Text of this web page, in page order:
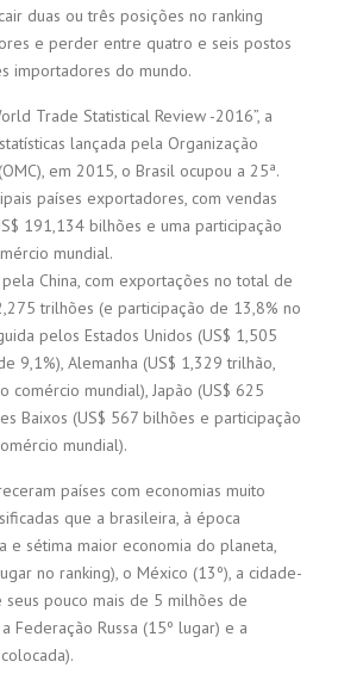
duas ou três posições no ranking
e perder entre quatro e seis postos
importadores do mundo.
Trade Statistical Review -2016”, a
lançada pela Organização
em 2015, o Brasil ocupou a 25ª.
países exportadores, com vendas
191,134 bilhões e uma participação
mundial.
China, com exportações no total de
trilhões (e participação de 13,8% no
pelos Estados Unidos (US$ 1,505
9,1%), Alemanha (US$ 1,329 trilhão,
comércio mundial), Japão (US$ 625
Baixos (US$ 567 bilhões e participação
mundial).
países com economias muito
que a brasileira, à época
e sétima maior economia do planeta,
no ranking), o México (13º), a cidade-
seus pouco mais de 5 milhões de
Federação Russa (15º lugar) e a